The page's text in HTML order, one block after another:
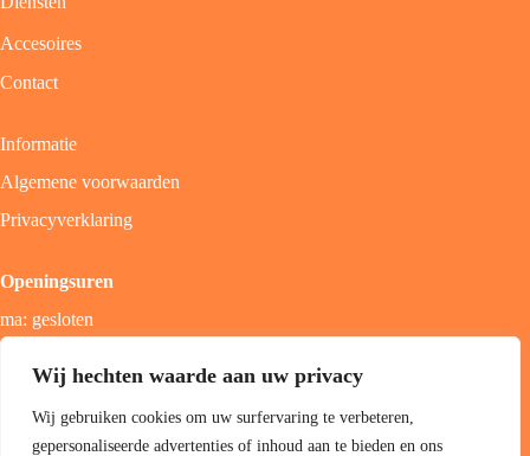
Wij hechten waarde aan uw privacy
Wij gebruiken cookies om uw surfervaring te verbeteren,
gepersonaliseerde advertenties of inhoud aan te bieden en ons
Accesoires
Contact
Informatie
Algemene voorwaarden
Privacyverklaring
Openingsuren
ma: gesloten
zon; gesloten